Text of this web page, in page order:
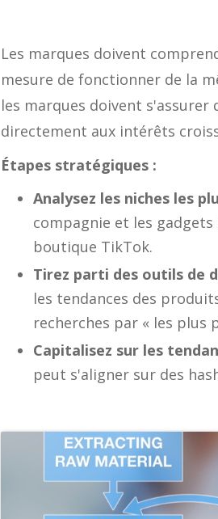
Les marques doivent
mesure de fonctionner de la
les marques doivent
directement aux intérêts
Étapes stratégiques :
Analysez les niches les
compagnie et les
boutique TikTok.
Tirez parti des outils de
les tendances des
recherches par « les plus
Capitalisez sur les
peut s'aligner sur des